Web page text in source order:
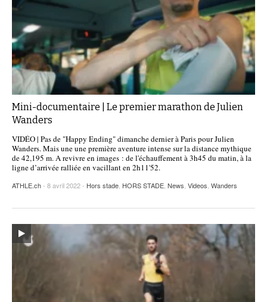
Mini-documentaire | Le premier marathon de Julien
Wanders
VIDÉO | Pas de "Happy Ending" dimanche dernier à Paris pour Julien
Wanders. Mais une une première aventure intense sur la distance mythique
de 42,195 m. A revivre en images : de l'échauffement à 3h45 du matin, à la
ligne d’arrivée ralliée en vacillant en 2h11'52.
ATHLE.ch- 8 avril 2022 - Hors stade HORS STADE News Videos Wanders